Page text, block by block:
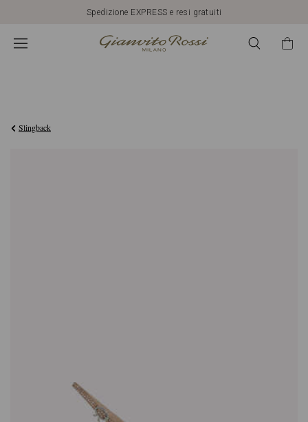
Spedizione EXPRESS e resi gratuiti
Slingback